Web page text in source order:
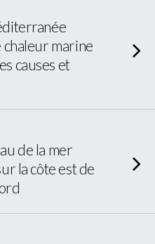
chaleur marine
causes et
de la mer
la côte est de